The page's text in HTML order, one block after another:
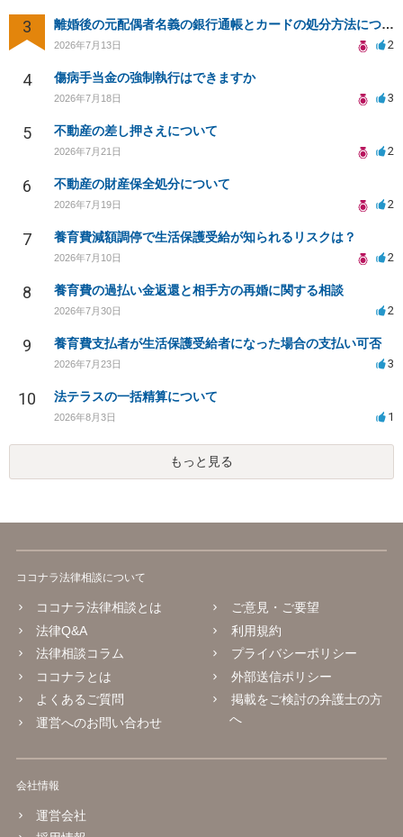
3 離婚後の元配偶者名義の銀行通帳とカードの処分方法について
2026年7月13日 2
4 傷病手当金の強制執行はできますか
2026年7月18日 3
5 不動産の差し押さえについて
2026年7月21日 2
6 不動産の財産保全処分について
2026年7月19日 2
7 養育費減額調停で生活保護受給が知られるリスクは？
2026年7月10日 2
8 養育費の過払い金返還と相手方の再婚に関する相談
2026年7月30日 2
9 養育費支払者が生活保護受給者になった場合の支払い可否
2026年7月23日 3
10 法テラスの一括精算について
2026年8月3日 1
もっと見る
ココナラ法律相談について
ココナラ法律相談とは
法律Q&A
法律相談コラム
ココナラとは
よくあるご質問
運営へのお問い合わせ
ご意見・ご要望
利用規約
プライバシーポリシー
外部送信ポリシー
掲載をご検討の弁護士の方
へ
会社情報
運営会社